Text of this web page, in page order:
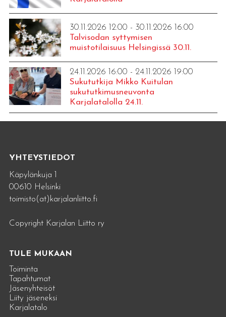
30.11.2026 12:00 - 30.11.2026 16:00
Talvisodan syttymisen
muistotilaisuus Helsingissä 30.11.
24.11.2026 16:00 - 24.11.2026 19:00
Sukututkija Mikko Kuitulan
sukututkimusneuvonta
Karjalatalolla 24.11.
YHTEYSTIEDOT
Käpylänkuja 1
00610 Helsinki
toimisto(at)karjalanliitto.fi
Copyright Karjalan Liitto ry
TULE MUKAAN
Toiminta
Tapahtumat
Jäsenyhteisöt
Liity jäseneksi
Karjalatalo